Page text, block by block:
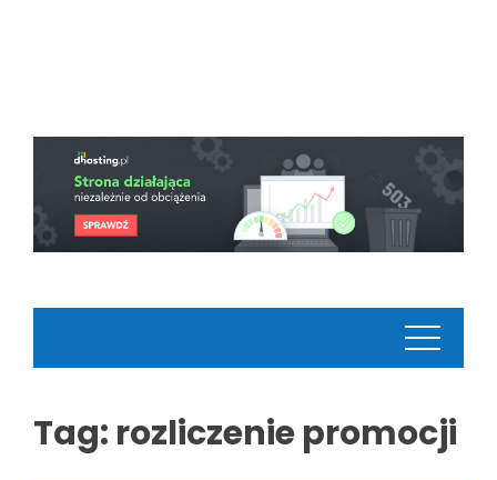
Tag: rozliczenie promocji